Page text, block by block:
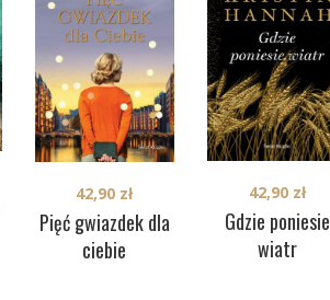
Pięć gwiazdek dla
ciebie
42,90 zł
Gdzie poniesie
wiatr
42,90 zł